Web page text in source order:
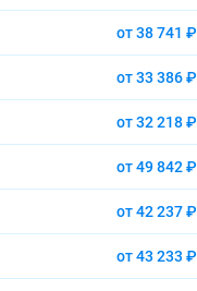
от 38 741 ₽
от 33 386 ₽
от 32 218 ₽
от 49 842 ₽
от 42 237 ₽
от 43 233 ₽